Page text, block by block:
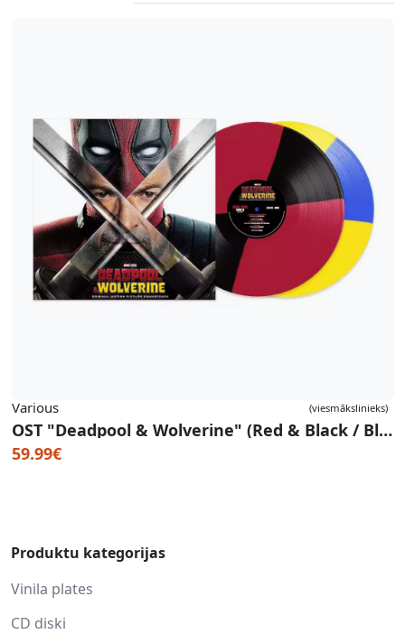
Various (viesmākslinieks)
OST "Deadpool & Wolverine" (Red & Black / Blue & Yellow Vinyl)
59.99€
Produktu kategorijas
Vinila plates
CD diski